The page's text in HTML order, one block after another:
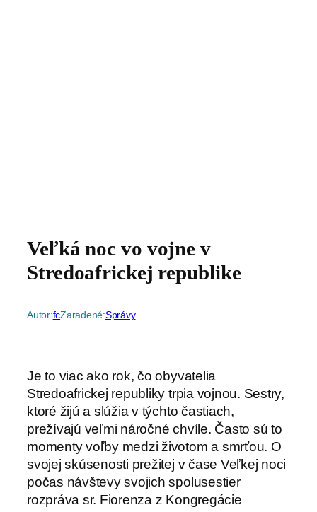
Veľká noc vo vojne v
Stredoafrickej republike
Autor:fcZaradené:Správy
Je to viac ako rok, čo obyvatelia
Stredoafrickej republiky trpia vojnou. Sestry,
ktoré žijú a slúžia v týchto častiach,
prežívajú veľmi náročné chvíle. Často sú to
momenty voľby medzi životom a smrťou. O
svojej skúsenosti prežitej v čase Veľkej noci
počas návštevy svojich spolusestier
rozpráva sr. Fiorenza z Kongregácie